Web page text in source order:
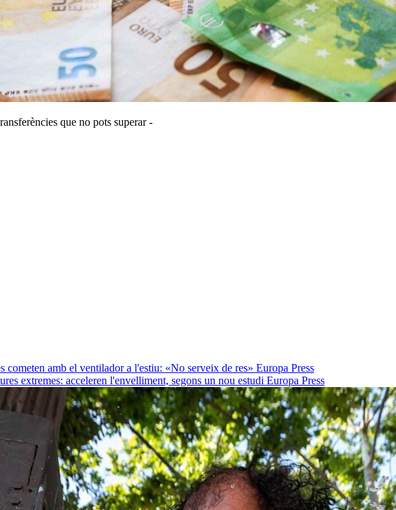
que no pots superar -
cometen amb el ventilador a l'estiu: «No serveix de res» Europa Press
extremes: acceleren l'envelliment, segons un nou estudi Europa Press